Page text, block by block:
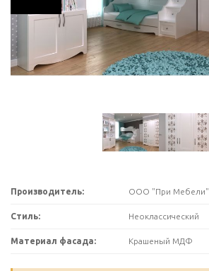
Производитель: ООО "При Мебели"
Стиль: Неоклассический
Материал фасада: Крашеный МДФ